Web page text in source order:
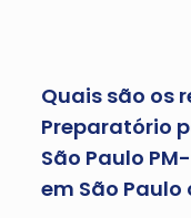
Quais são os
Preparatório
São Paulo
em São Paulo